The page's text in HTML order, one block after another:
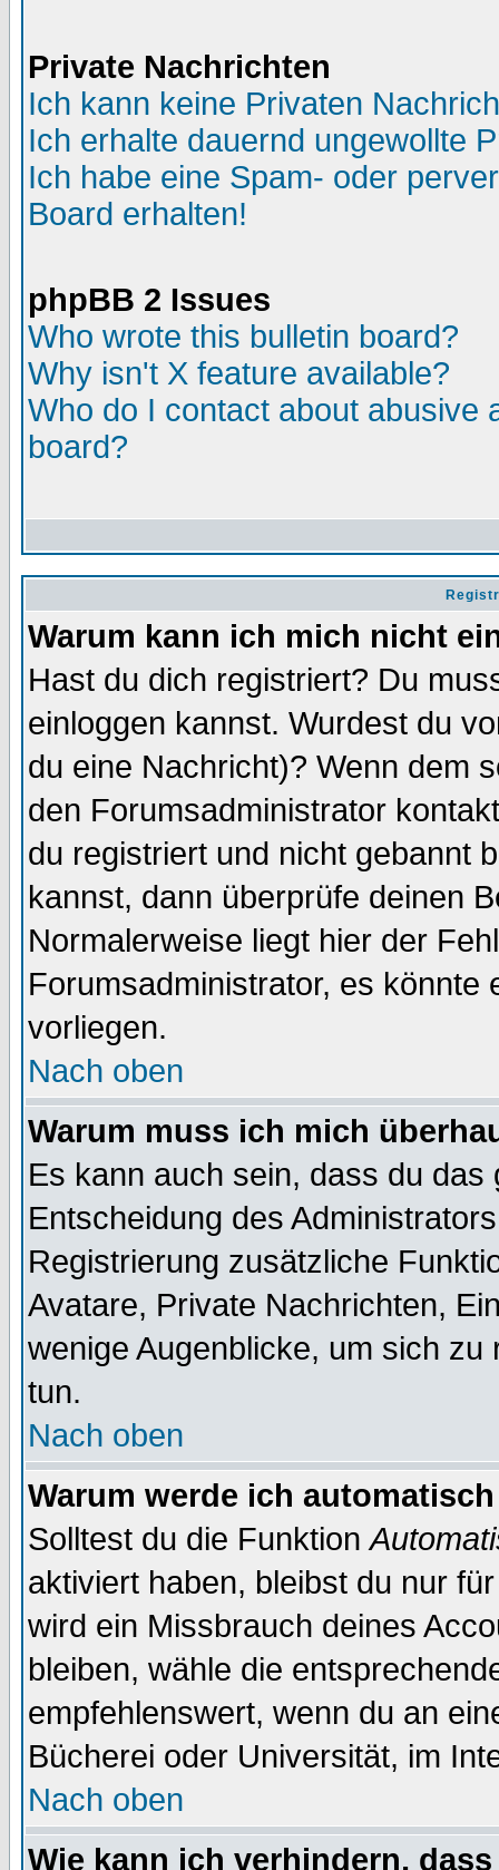
Private Nachrichten
Ich kann keine Privaten
Ich erhalte dauernd ungewollte
Ich habe eine Spam- oder
Board erhalten!
phpBB 2 Issues
Who wrote this bulletin board?
Why isn't X feature available?
Who do I contact about abusive
board?
Warum kann ich mich nicht
Hast du dich registriert? Du
einloggen kannst. Wurdest du
du eine Nachricht)? Wenn dem
den Forumsadministrator
du registriert und nicht gebannt
kannst, dann überprüfe deinen
Normalerweise liegt hier der
Forumsadministrator, es könnte
vorliegen.
Nach oben
Warum muss ich mich
Es kann auch sein, dass du
Entscheidung des
Registrierung zusätzliche
Avatare, Private Nachrichten,
wenige Augenblicke, um sich
tun.
Nach oben
Warum werde ich
Solltest du die Funktion
aktiviert haben, bleibst du nur
wird ein Missbrauch deines
bleiben, wähle die
empfehlenswert, wenn du an
Bücherei oder Universität, im
Nach oben
Wie kann ich verhindern,